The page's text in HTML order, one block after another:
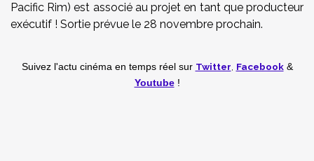
Pacific Rim) est associé au projet en tant que producteur
exécutif ! Sortie prévue le 28 novembre prochain.
Suivez l'actu cinéma en temps réel sur Twitter Facebook&
Youtube!